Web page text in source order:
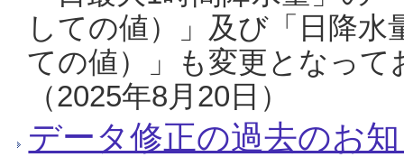
しての値）」及び「日降
ての値）」も変更となっ
（2025年8月20日）
データ修正の過去のお